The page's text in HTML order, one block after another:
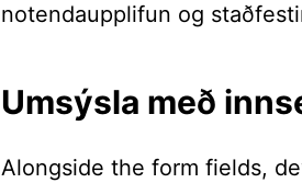
notendaupplifun og
Umsýsla með
Alongside the form fields,